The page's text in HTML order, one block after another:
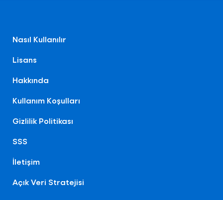
Nasıl Kullanılır
Lisans
Hakkında
Kullanım Koşulları
Gizlilik Politikası
SSS
İletişim
Açık Veri Stratejisi